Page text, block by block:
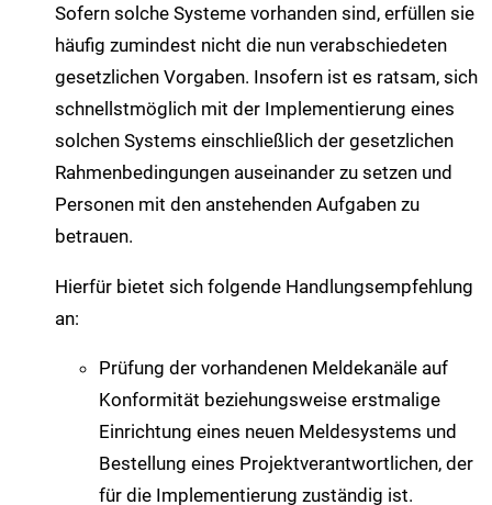
Sofern solche Systeme vorhanden sind, erfüllen sie
häufig zumindest nicht die nun verabschiedeten
gesetzlichen Vorgaben. Insofern ist es ratsam, sich
schnellstmöglich mit der Implementierung eines
solchen Systems einschließlich der gesetzlichen
Rahmenbedingungen auseinander zu setzen und
Personen mit den anstehenden Aufgaben zu
betrauen.
Hierfür bietet sich folgende Handlungsempfehlung
an:
Prüfung der vorhandenen Meldekanäle auf
Konformität beziehungsweise erstmalige
Einrichtung eines neuen Meldesystems und
Bestellung eines Projektverantwortlichen, der
für die Implementierung zuständig ist.